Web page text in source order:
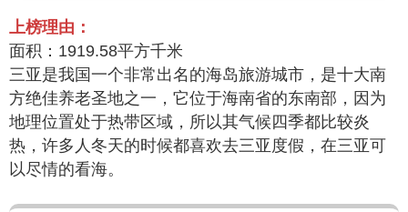
上榜理由：
面积：1919.58平方千米
三亚是我国一个非常出名的海岛旅游城市，是十大南
方绝佳养老圣地之一，它位于海南省的东南部，因为
地理位置处于热带区域，所以其气候四季都比较炎
热，许多人冬天的时候都喜欢去三亚度假，在三亚可
以尽情的看海。